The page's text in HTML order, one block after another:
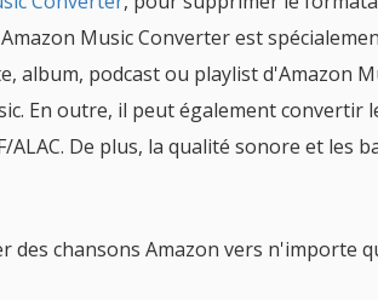
Music Converter est
album, podcast ou playlist d'Amazon
En outre, il peut également convertir
De plus, la qualité sonore et les
des chansons Amazon vers n'importe